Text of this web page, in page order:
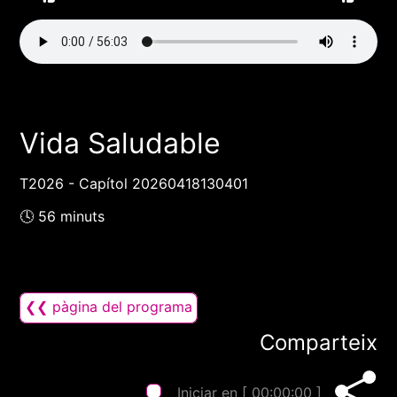
Vida Saludable
T2026 - Capítol 20260418130401
🕓 56 minuts
❮❮ pàgina del programa
Comparteix
Iniciar en [ 00:00:00 ]